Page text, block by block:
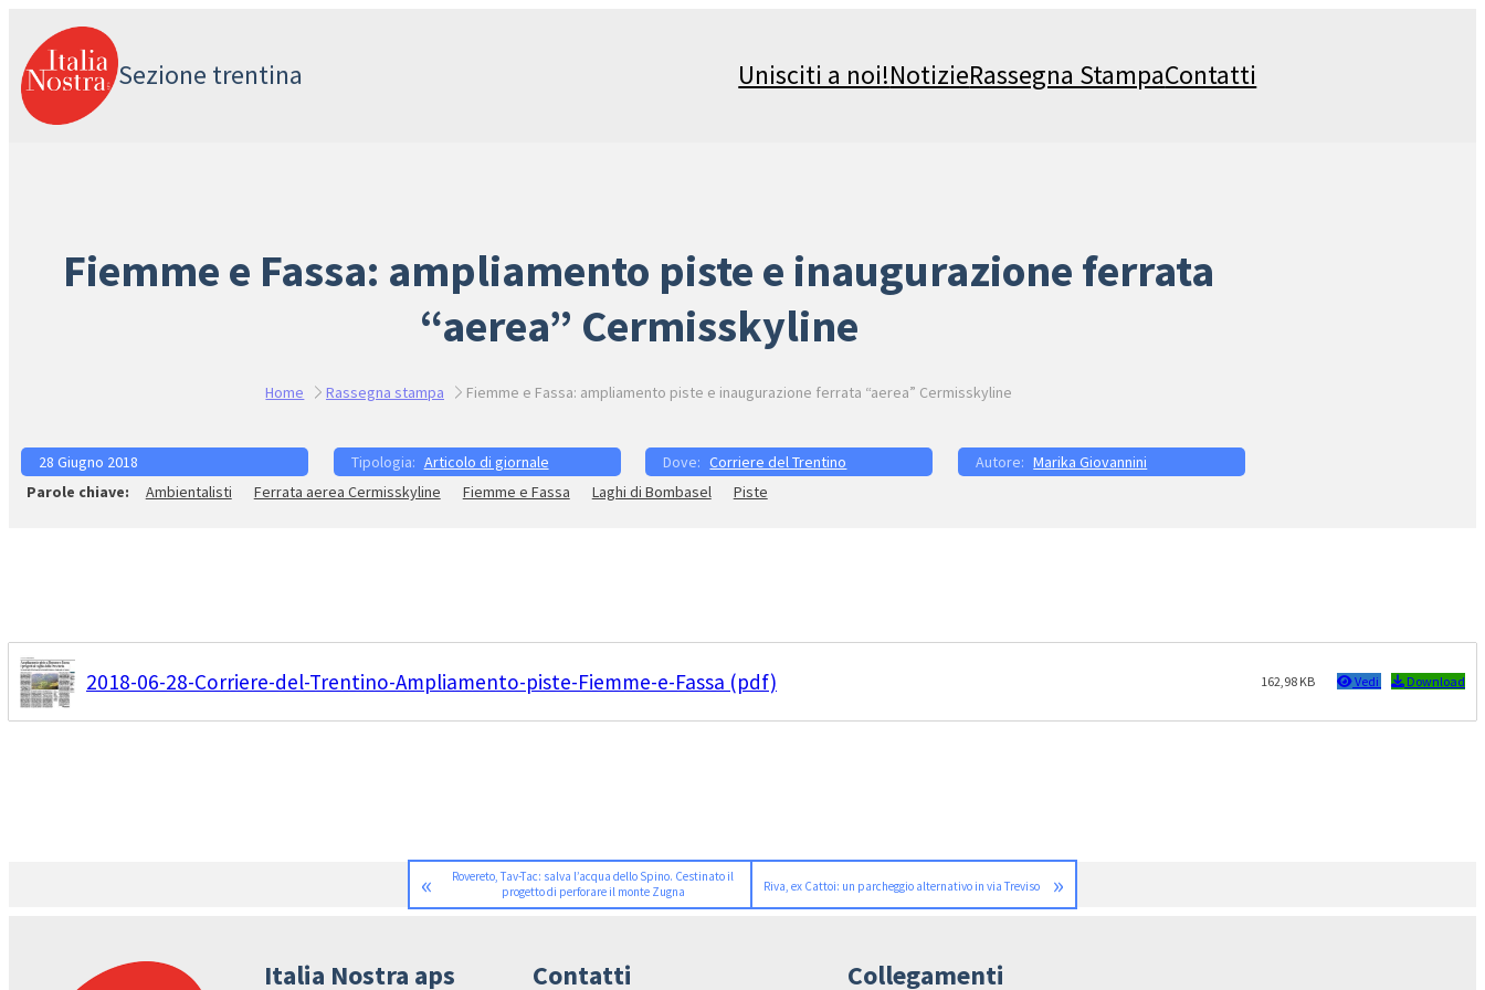
al
contenuto
Sezione trentina Unisciti a noi!NotizieRassegna StampaContatti
Fiemme e Fassa: ampliamento piste e inaugurazione ferrata
“aerea” Cermisskyline
Home Rassegna stampa Fiemme e Fassa: ampliamento piste e inaugurazione ferrata “aerea” Cermisskyline
28 Giugno 2018 Articolo di giornale Corriere del Trentino
Marika Giovannini
Ambientalisti
Ferrata aerea Cermisskyline Fiemme e Fassa Laghi di Bombasel Piste
2018-06-28-Corriere-del-Trentino-Ampliamento-piste-Fiemme-e-Fassa (pdf) 162,98 KB Vedi Download
«
Rovereto, Tav-Tac: salva l’acqua dello Spino. Cestinato il
progetto di perforare il monte Zugna
Riva, ex Cattoi: un parcheggio alternativo in via Treviso »
Italia Nostra aps Contatti Collegamenti